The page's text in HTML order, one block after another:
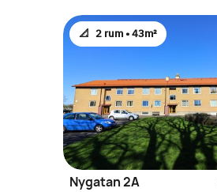
📐 2 rum •43m²
Nygatan 2A